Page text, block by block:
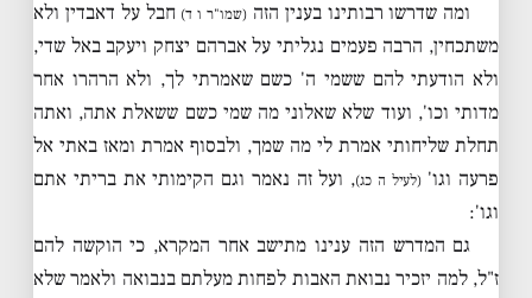
ומה שדרשו רבותינו בענין הזה (שמו"ר ו ד) חבל על דאבדין ולא
משתכחין, הרבה פעמים נגליתי על אברהם יצחק ויעקב באל שדי,
ולא הודעתי להם ששמי ה' כשם שאמרתי לך, ולא הרהרו אחר
מדותי וכו', ועוד שלא שאלוני מה שמי כשם ששאלת אתה, ואתה
תחלת שליחותי אמרת לי מה שמך, ולבסוף אמרת ומאז באתי אל
פרעה וגו'(לעיל ה כג), ועל זה נאמר וגם הקימותי את בריתי אתם
וגו':
גם המדרש הזה ענינו מתישב אחר המקרא, כי הוקשה להם
ז"ל, למה יזכיר נבואת האבות לפחות מעלתם בנבואה ולאמר שלא